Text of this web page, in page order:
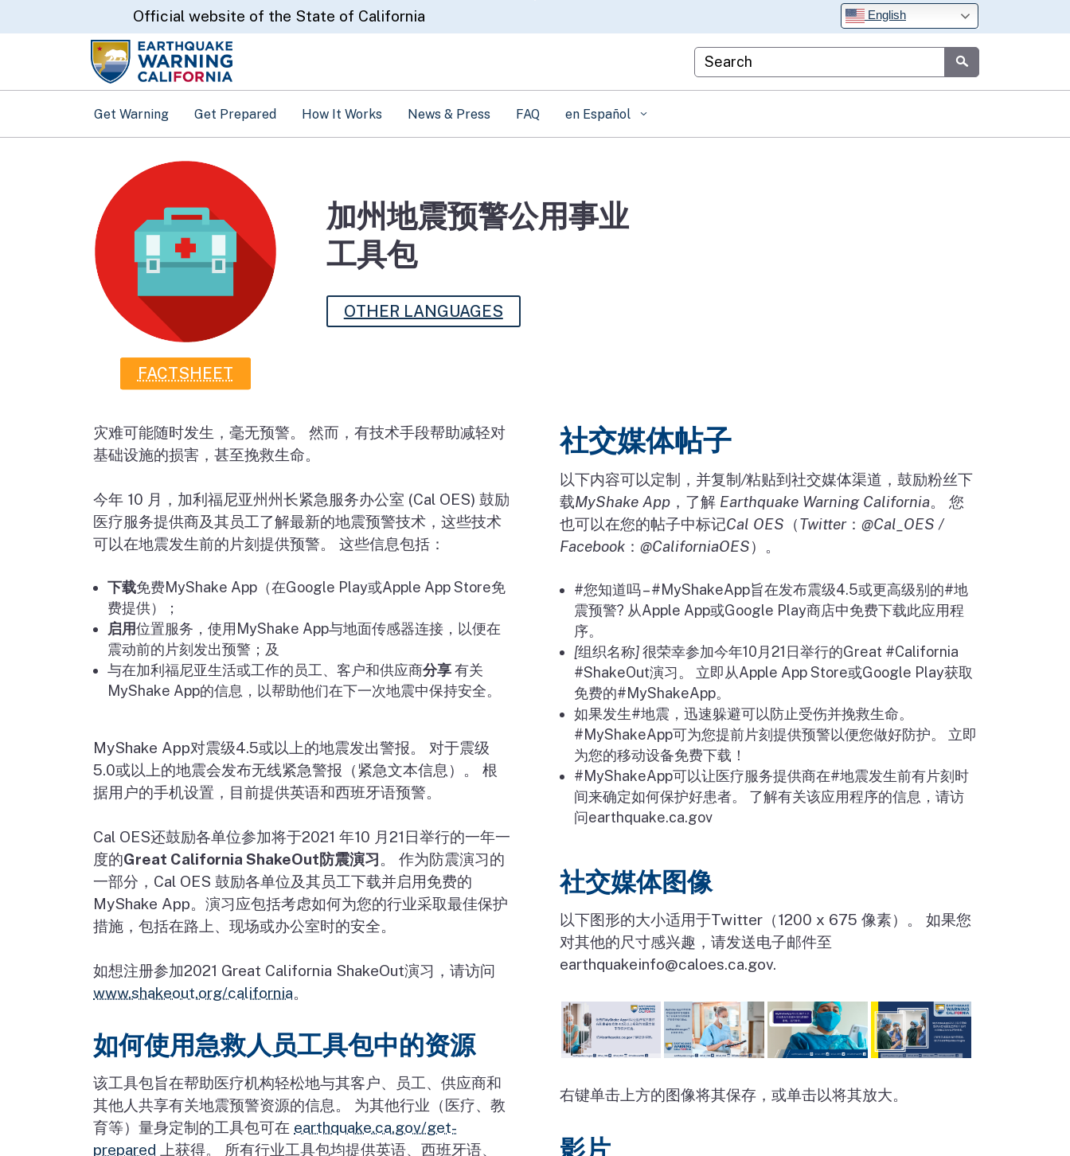
to
CA.govOfficial website of the State of California English
Custom Google Search
Submit
Get Warning Get Prepared How It Works News & Press FAQ en Español
FACTSHEET
加州地震预警公用事业
工具包
OTHER LANGUAGES
灾难可能随时发生，毫无预警。 然而，有技术手段帮助减轻对
基础设施的损害，甚至挽救生命。
今年 10 月，加利福尼亚州州长紧急服务办公室 (Cal OES) 鼓励
医疗服务提供商及其员工了解最新的地震预警技术，这些技术
可以在地震发生前的片刻提供预警。 这些信息包括：
下载免费MyShake App （在Google Play或Apple App Store免
费提供）；
启用位置服务，使用 MyShake App与地面传感器连接，以便在
震动前的片刻发出预警；及
与在加利福尼亚生活或工作的员工、客户和供应商分享有关
MyShake App的信息，以帮助他们在下一次地震中保持安全。
MyShake App对震级4.5或以上的地震发出警报。 对于震级
5.0或以上的地震会发布无线紧急警报（紧急文本信息）。 根
据用户的手机设置，目前提供英语和西班牙语预警。
Cal OES还鼓励各单位参加将于2021 年10 月21 日举行的一年一
度的Great California ShakeOut防震演习。 作为防震演习的
一部分， Cal OES 鼓励各单位及其员工下载并启用免费的
MyShake App。演习应包括考虑如何为您的行业采取最佳保护
措施，包括在路上、现场或办公室时的安全。
如想注册参加2021 Great California ShakeOut演习，请访问
www.shakeout.org/california。
如何使用急救人员工具包中的资源
该工具包旨在帮助医疗机构轻松地与其客户、员工、供应商和
其他人共享有关地震预警资源的信息。 为其他行业（医疗、教
育等）量身定制的工具包可在 earthquake.ca.gov/get-
prepared
上获得。 所有行业工具包均提供英语、西班牙语、
社交媒体帖子
以下内容可以定制，并复制 /粘贴到社交媒体渠道，鼓励粉丝下
载MyShake App，了解Earthquake Warning California。
您
也可以在您的帖子中标记Cal OES （Twitter： @Cal_OES /
Facebook： @CaliforniaOES）。
#您知道吗– #MyShakeApp旨在发布震级4.5或更高级别的#地
震预警? 从Apple App或Google Play商店中免费下载此应用程
序。
[组织名称] 很荣幸参加今年10月21 日举行的Great #California
#ShakeOut演习。 立即从Apple App Store或Google Play获取
免费的#MyShakeApp。
如果发生#地震，迅速躲避可以防止受伤并挽救生命。
#MyShakeApp可为您提前片刻提供预警以便您做好防护。 立即
为您的移动设备免费下载！
#MyShakeApp可以让医疗服务提供商在#地震发生前有片刻时
间来确定如何保护好患者。 了解有关该应用程序的信息，请访
问earthquake.ca.gov
社交媒体图像
以下图形的大小适用于Twitter（1200 x 675 像素）。 如果您
对其他的尺寸感兴趣，请发送电子邮件至
earthquakeinfo@caloes.ca.gov.
右键单击上方的图像将其保存，或单击以将其放大。
影片